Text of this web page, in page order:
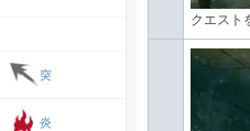
クエスト
突
炎